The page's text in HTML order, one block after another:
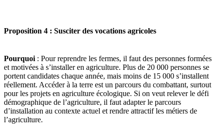
Proposition 4 : Susciter des vocations agricoles
Pourquoi : Pour reprendre les fermes, il faut des personnes formées
et motivées à s’installer en agriculture. Plus de 20 000 personnes se
portent candidates chaque année, mais moins de 15 000 s’installent
réellement. Accéder à la terre est un parcours du combattant, surtout
pour les projets en agriculture écologique. Si on veut relever le défi
démographique de l’agriculture, il faut adapter le parcours
d’installation au contexte actuel et rendre attractif les métiers de
l’agriculture.